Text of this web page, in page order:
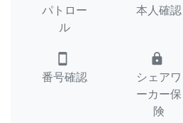
パトロー
ル
本人確認
smartphone
番号確認
lock
シェアワ
ーカー保
険